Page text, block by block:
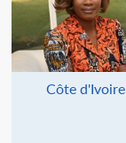
Côte